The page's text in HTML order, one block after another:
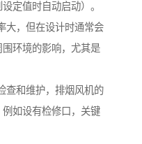
定值时自动启动）。
大，但在设计时通常会
环境的影响，尤其是
查和维护，排烟风机的
如设有检修口，关键